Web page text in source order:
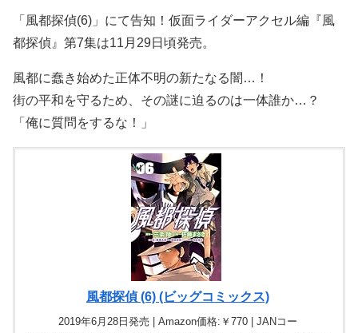
「風都探偵(6)」にて告知！仮面ライダーアクセル編『風
都探偵』第7集は11月29日頃発売。
風都に蠢き始めた正体不明の新たなる闇…！
街の平和を守るため、その謎に迫るのは一体誰か…？
「俺に質問をするな！」
風都探偵 (6) (ビッグコミックス)
2019年6月28日発売 | Amazon価格:￥770 | JANコー